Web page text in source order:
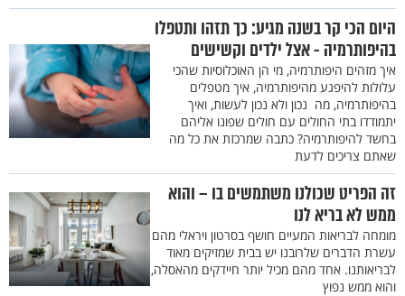
היום הכי קר בשנה מגיע: כך תזהו ותטפלו
בהיפותרמיה - אצל ילדים וקשישים
איך מזהים היפותרמיה, מי הן האוכלוסיות שהכי
עלולות להיפגע מהיפותרמיה, איך מטפלים
בהיפותרמיה, מה נכון ולא נכון לעשות, ואיך
יתמודדו בתי החולים עם חולים שפונו אליהם
בחשד להיפותרמיה? כתבה שמרכזת את כל מה
שאתם צריכים לדעת
זה הפריט שכולנו משתמשים בו – והוא
ממש לא בריא לנו
מומחה לבריאות המעיים חושף בסרטון ויראלי מהם
עשרת הדברים שלרובנו יש בבית שמזיקים מאוד
לבריאותנו. אחד מהם מכיל יותר חיידקים מהאסלה,
והוא ממש נפוץ